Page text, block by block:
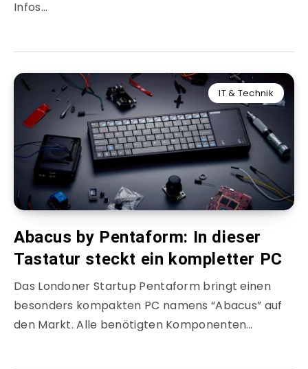
Infos…
IT & Technik
Abacus by Pentaform: In dieser
Tastatur steckt ein kompletter PC
Das Londoner Startup Pentaform bringt einen
besonders kompakten PC namens “Abacus” auf
den Markt. Alle benötigten Komponenten…